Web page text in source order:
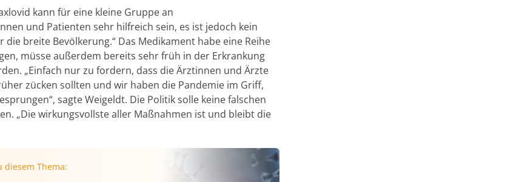
kann für eine kleine Gruppe an
und Patienten sehr hilfreich sein, es ist jedoch kein
die breite Bevölkerung.“ Das Medikament habe eine Reihe
müsse außerdem bereits sehr früh in der Erkrankung
„Einfach nur zu fordern, dass die Ärztinnen und Ärzte
zücken sollten und wir haben die Pandemie im Griff,
sagte Weigeldt. Die Politik solle keine falschen
„Die wirkungsvollste aller Maßnahmen ist und bleibt die
diesem Thema: